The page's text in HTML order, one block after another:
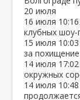
20 июля
16 июля 10:16
клубных
15 июля 10:03
за
14 июля 17:02
окружных
14 июля 10:48